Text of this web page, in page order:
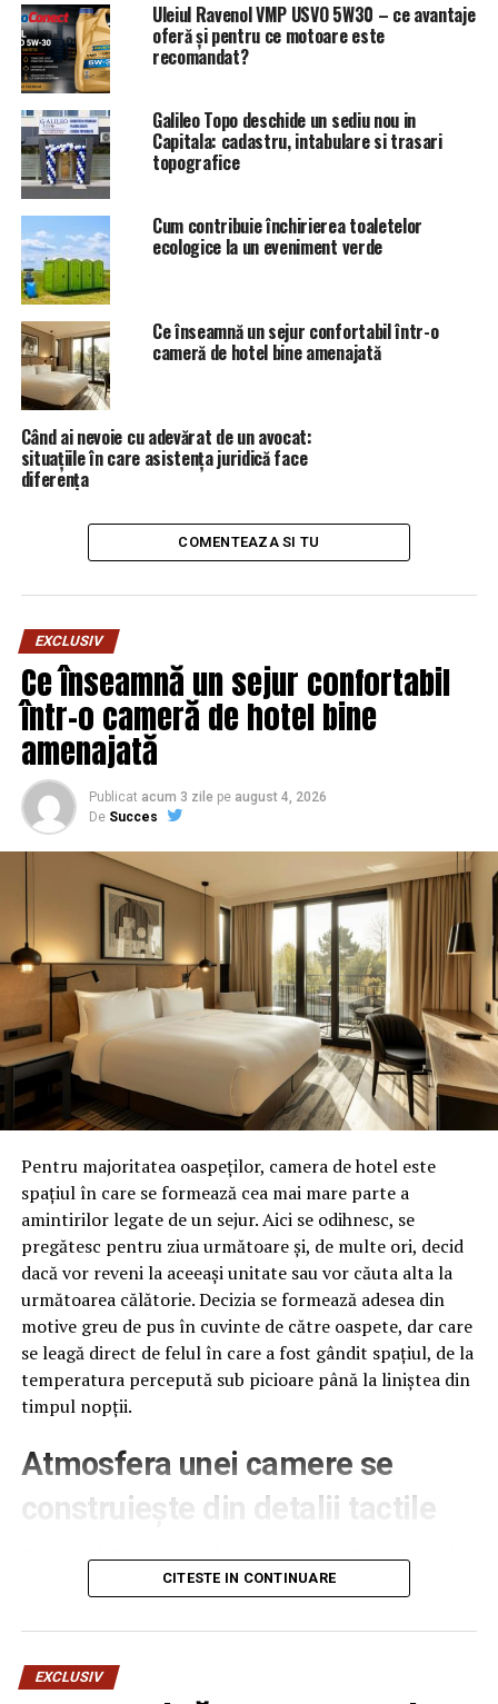
SURSA: stiripesurse.ro
ARTICOLE PE ACEIASI TEMA: PRIMA
URMATORUL
avem C.S.A.T.?
NU RATATI
Eugen Teodorovici a făcut marele anunț! Ce se întâmplă
cu prețurile carburanților | Capitala24
Uleiul Ravenol VMP USVO 5W30 – ce avantaje
oferă și pentru ce motoare este
recomandat?
Galileo Topo deschide un sediu nou in
Capitala: cadastru, intabulare si trasari
topografice
Cum contribuie închirierea toaletelor
ecologice la un eveniment verde
Ce înseamnă un sejur confortabil într-o
cameră de hotel bine amenajată
Când ai nevoie cu adevărat de un avocat:
situațiile în care asistența juridică face
diferența
COMENTEAZA SI TU
EXCLUSIV
Ce înseamnă un sejur confortabil
într-o cameră de hotel bine
amenajată
Publicat acum 3 zile pe august 4, 2026
De Succes
Pentru majoritatea oaspeților, camera de hotel este
spațiul în care se formează cea mai mare parte a
amintirilor legate de un sejur. Aici se odihnesc, se
pregătesc pentru ziua următoare și, de multe ori, decid
dacă vor reveni la aceeași unitate sau vor căuta alta la
următoarea călătorie. Decizia se formează adesea din
motive greu de pus în cuvinte de către oaspete, dar care
se leagă direct de felul în care a fost gândit spațiul, de la
temperatura percepută sub picioare până la liniștea din
timpul nopții.
Atmosfera unei camere se
construiește din detalii tactile
Contactul direct cu pardoseala este una dintre primele
senzații fizice pe care le are un oaspete atunci când
pe drum, seara târziu. Textura și moliciunea potrivite,
oferite democheta hotel
care este percepută o cameră, chiar dacă restul
CITESTE IN CONTINUARE
EXCLUSIV